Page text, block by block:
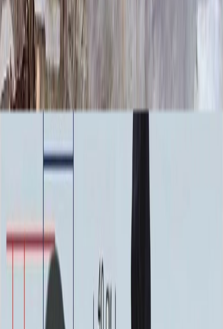
70 000 ₽
Доставка
Доставка
Самовывоз
Бесплатно
Москва
2 000 ₽
Мос. Обл. (от МКАД до 50 км)
Мос. Обл. (от МКАД до 100 км)
4 000 ₽
Быстрый заказ
Технические характеристики
гармоничное решение для оформления места памяти. Его
отличает продуманная композиция и сдержанная
элегантность, которые создают атмосферу умиротворения и
достоинства. Все элементы комплекса выполнены в едином
стиле, что обеспечивает законченный и ухоженный вид.
Конструкция отличается устойчивостью и долговечностью,
рассчитана на длительную эксплуатацию в различных
погодных условиях. Внешний вид сохраняет свою
аккуратность и презентабельность с течением времени.
Модель ММ9047 обладает классическими пропорциями,
которые подчеркивают значимость места и вызывают чувство
глубокого уважения.